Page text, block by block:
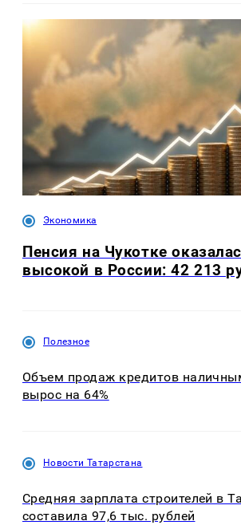
Экономика
Пенсия на Чукотке
высокой в России: 42 213
Полезное
Объем продаж кредитов
вырос на 64%
Новости Татарстана
Средняя зарплата строителей в
составила 97,6 тыс. рублей